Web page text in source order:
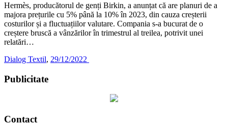
Hermès, producătorul de genți Birkin, a anunțat că are planuri de a
majora prețurile cu 5% până la 10% în 2023, din cauza creșterii
costurilor și a fluctuațiilor valutare. Compania s-a bucurat de o
creștere bruscă a vânzărilor în trimestrul al treilea, potrivit unei
relatări…
Dialog Textil, 29/12/2022
Publicitate
Contact